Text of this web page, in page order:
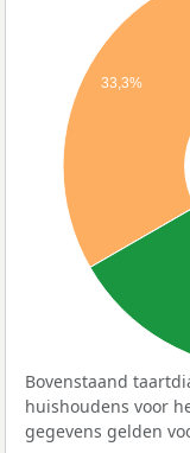
33,3%
Bovenstaand
huishoudens voor
gegevens gelden